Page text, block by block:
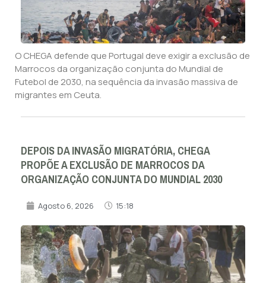
O CHEGA defende que Portugal deve exigir a exclusão de
Marrocos da organização conjunta do Mundial de
Futebol de 2030, na sequência da invasão massiva de
migrantes em Ceuta.
DEPOIS DA INVASÃO MIGRATÓRIA, CHEGA
PROPÕE A EXCLUSÃO DE MARROCOS DA
ORGANIZAÇÃO CONJUNTA DO MUNDIAL 2030
Agosto 6, 2026 15:18